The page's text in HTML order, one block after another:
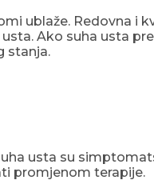
ublaže. Redovna i
Ako suha usta
stanja.
usta su
promjenom terapije.